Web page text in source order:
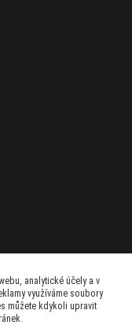
analytické účely a v
využíváme soubory
můžete kdykoli upravit